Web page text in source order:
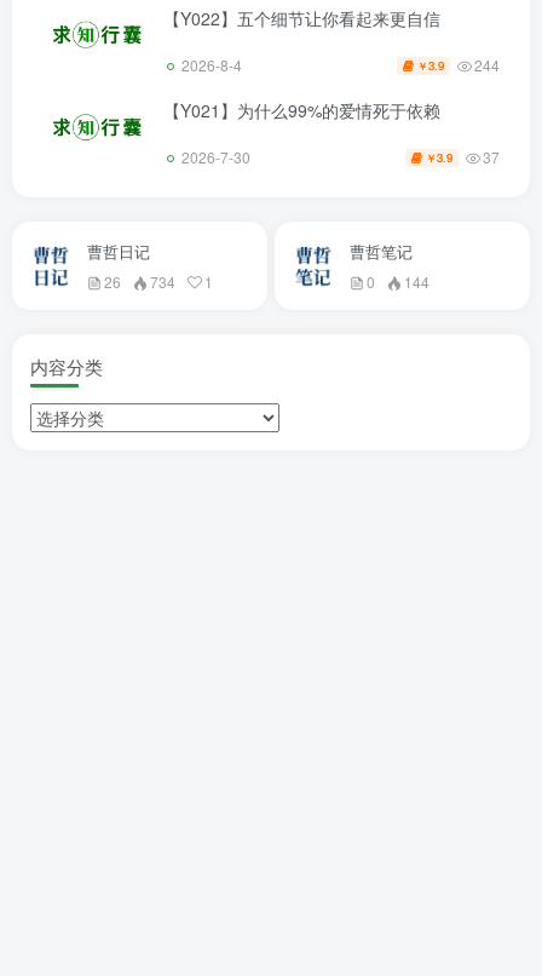
【Y022】五个细节让你看起来更自信
2026-8-4 ￥3.9 244
【Y021】为什么99%的爱情死于依赖
2026-7-30 ￥3.9 37
曹哲日记
26 734 1
曹哲笔记
0 144
内容分类